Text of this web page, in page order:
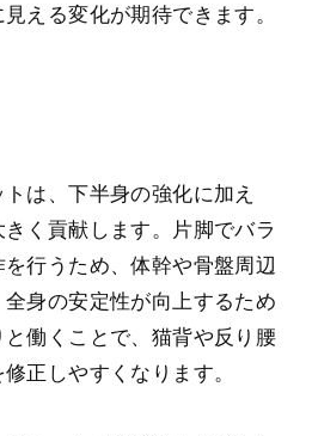
える変化が期待できます。
は、下半身の強化に加え
く貢献します。片脚でバラ
行うため、体幹や骨盤周辺
身の安定性が向上するため
働くことで、猫背や反り腰
正しやすくなります。